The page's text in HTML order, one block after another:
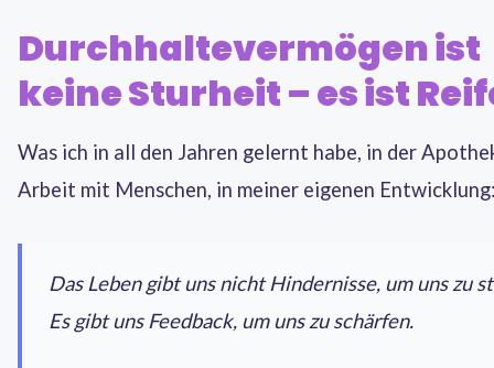
Durchhaltevermögen ist
keine Sturheit – es ist
Was ich in all den Jahren gelernt habe, in der
Arbeit mit Menschen, in meiner eigenen
Das Leben gibt uns nicht Hindernisse, um uns zu
Es gibt uns Feedback, um uns zu schärfen.